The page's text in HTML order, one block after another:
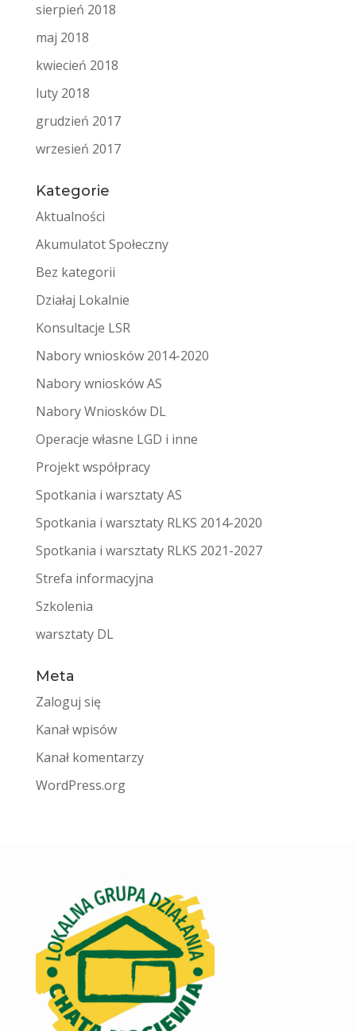
sierpień 2018
maj 2018
kwiecień 2018
luty 2018
grudzień 2017
wrzesień 2017
Kategorie
Aktualności
Akumulatot Społeczny
Bez kategorii
Działaj Lokalnie
Konsultacje LSR
Nabory wniosków 2014-2020
Nabory wniosków AS
Nabory Wniosków DL
Operacje własne LGD i inne
Projekt współpracy
Spotkania i warsztaty AS
Spotkania i warsztaty RLKS 2014-2020
Spotkania i warsztaty RLKS 2021-2027
Strefa informacyjna
Szkolenia
warsztaty DL
Meta
Zaloguj się
Kanał wpisów
Kanał komentarzy
WordPress.org